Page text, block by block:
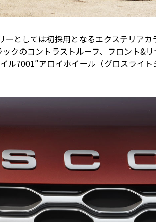
としては初採用となるエクステリアカ
クのコントラストルーフ、フロント&
ル7001″アロイホイール（グロスライト